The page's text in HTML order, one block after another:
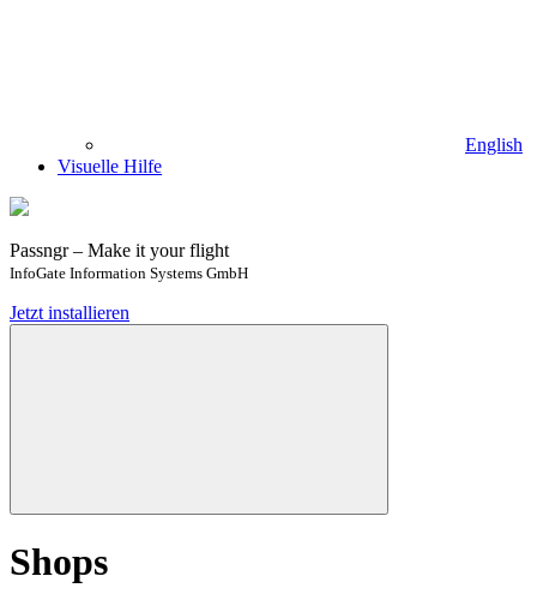
English
Visuelle Hilfe
Passngr – Make it your flight
InfoGate Information Systems GmbH
Jetzt installieren
Shops